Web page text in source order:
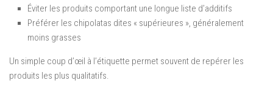
Éviter les produits comportant une longue liste d’additifs
Préférer les chipolatas dites « supérieures », généralement
moins grasses
Un simple coup d’œil à l’étiquette permet souvent de repérer les
produits les plus qualitatifs.